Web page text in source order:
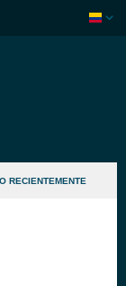
RECIENTEMENTE